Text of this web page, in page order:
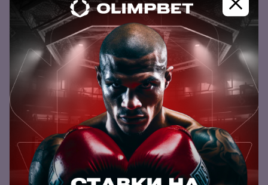
Биография бойца Алан Саламов
941